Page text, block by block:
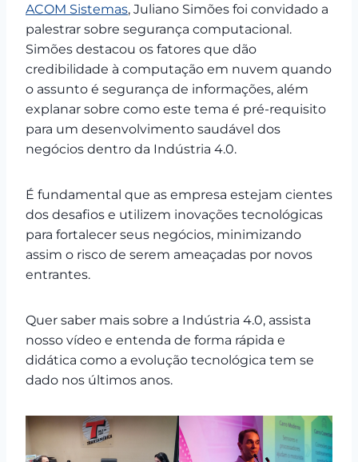
ACOM Sistemas, Juliano Simões foi convidado a
palestrar sobre segurança computacional.
Simões destacou os fatores que dão
credibilidade à computação em nuvem quando
o assunto é segurança de informações, além
explanar sobre como este tema é pré-requisito
para um desenvolvimento saudável dos
negócios dentro da Indústria 4.0.
É fundamental que as empresa estejam cientes
dos desafios e utilizem inovações tecnológicas
para fortalecer seus negócios, minimizando
assim o risco de serem ameaçadas por novos
entrantes.
Quer saber mais sobre a Indústria 4.0, assista
nosso vídeo e entenda de forma rápida e
didática como a evolução tecnológica tem se
dado nos últimos anos.